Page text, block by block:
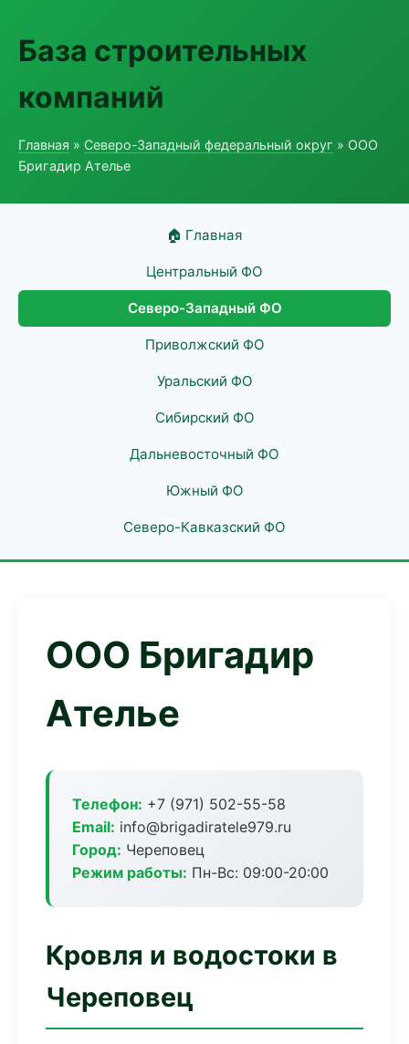
База строительных
компаний
Главная » Северо-Западный федеральный округ » ООО
Бригадир Ателье
🏠 Главная
Центральный ФО
Северо-Западный ФО
Приволжский ФО
Уральский ФО
Сибирский ФО
Дальневосточный ФО
Южный ФО
Северо-Кавказский ФО
ООО Бригадир
Ателье
Телефон: +7 (971) 502-55-58
Email: info@brigadiratele979.ru
Город: Череповец
Режим работы: Пн-Вс: 09:00-20:00
Кровля и водостоки в
Череповец